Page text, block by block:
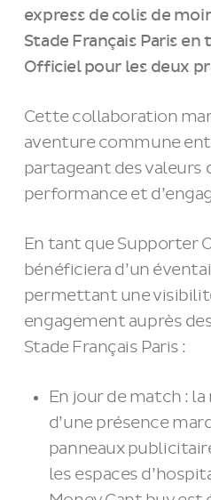
express de colis de
Stade Français Paris
Officiel pour les deux
Cette collaboration
aventure commune
partageant des valeurs
performance et
En tant que Supporter
bénéficiera d’un
permettant une
engagement auprès
Stade Français Paris :
En jour de match :
d’une présence
panneaux
les espaces